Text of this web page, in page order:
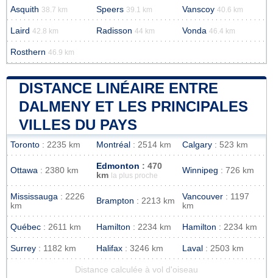
Asquith 38.7 km Speers 39.1 km Vanscoy 40.6 km
Laird 42.8 km Radisson 44 km Vonda 46.4 km
Rosthern 46.9 km
DISTANCE LINÉAIRE ENTRE
DALMENY ET LES PRINCIPALES
VILLES DU PAYS
Toronto : 2235 km Montréal : 2514 km Calgary : 523 km
Ottawa : 2380 km Edmonton : 470
km
la plus proche
Winnipeg : 726 km
Mississauga : 2226
km
Brampton : 2213 km Vancouver : 1197
km
Québec : 2611 km Hamilton : 2234 km Hamilton : 2234 km
Surrey : 1182 km Halifax : 3246 km Laval : 2503 km
Distance calculée à vol d'oiseau